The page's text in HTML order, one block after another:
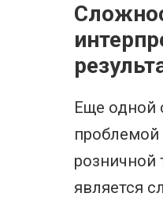
Еще одной
проблемой
розничной
является